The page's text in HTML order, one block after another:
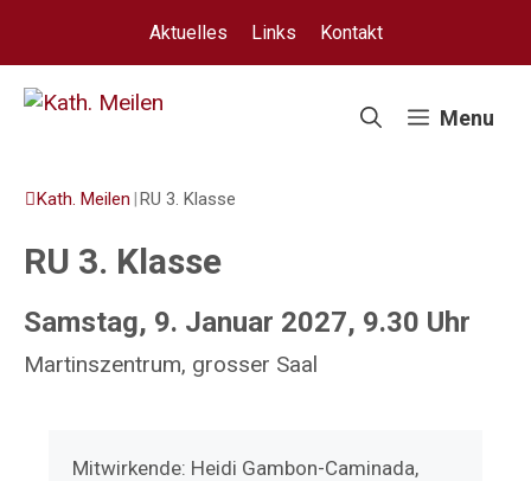
Inhalt
Aktuelles Links Kontakt
Menu
Kath. Meilen |RU 3. Klasse
RU 3. Klasse
Samstag, 9. Januar 2027, 9.30 Uhr
Martinszentrum, grosser Saal
Mitwirkende: Heidi Gambon-Caminada,